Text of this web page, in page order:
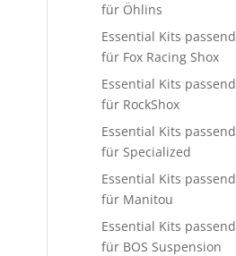
für Öhlins
Essential Kits passend
für Fox Racing Shox
Essential Kits passend
für RockShox
Essential Kits passend
für Specialized
Essential Kits passend
für Manitou
Essential Kits passend
für BOS Suspension